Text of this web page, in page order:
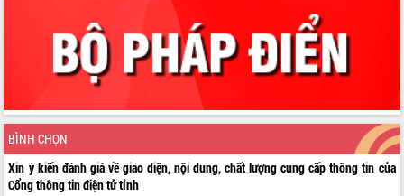
BÌNH CHỌN
Xin ý kiến đánh giá về giao diện, nội dung, chất lượng cung cấp thông tin của
Cổng thông tin điện tử tỉnh